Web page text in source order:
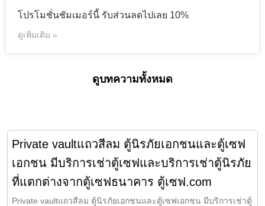
โปรโมชั่นชัมเมอร์นี้ รับส่วนลดไปเลย 10%
ดูเพิ่มเติม »
ดูบทความทั้งหมด
Private vaultแถวสีลม ตู้นิรภัยเอกชนและตู้เซฟ
เอกชน มีบริการเช่าตู้เซฟและบริการเช่าตู้นิรภัย
ที่แตกต่างจากตู้เซฟธนาคาร ตู้เซฟ.com
Private vaultแถวสีลม ตู้นิรภัยเอกชนและตู้เซฟเอกชน มีบริการเช่าตู้